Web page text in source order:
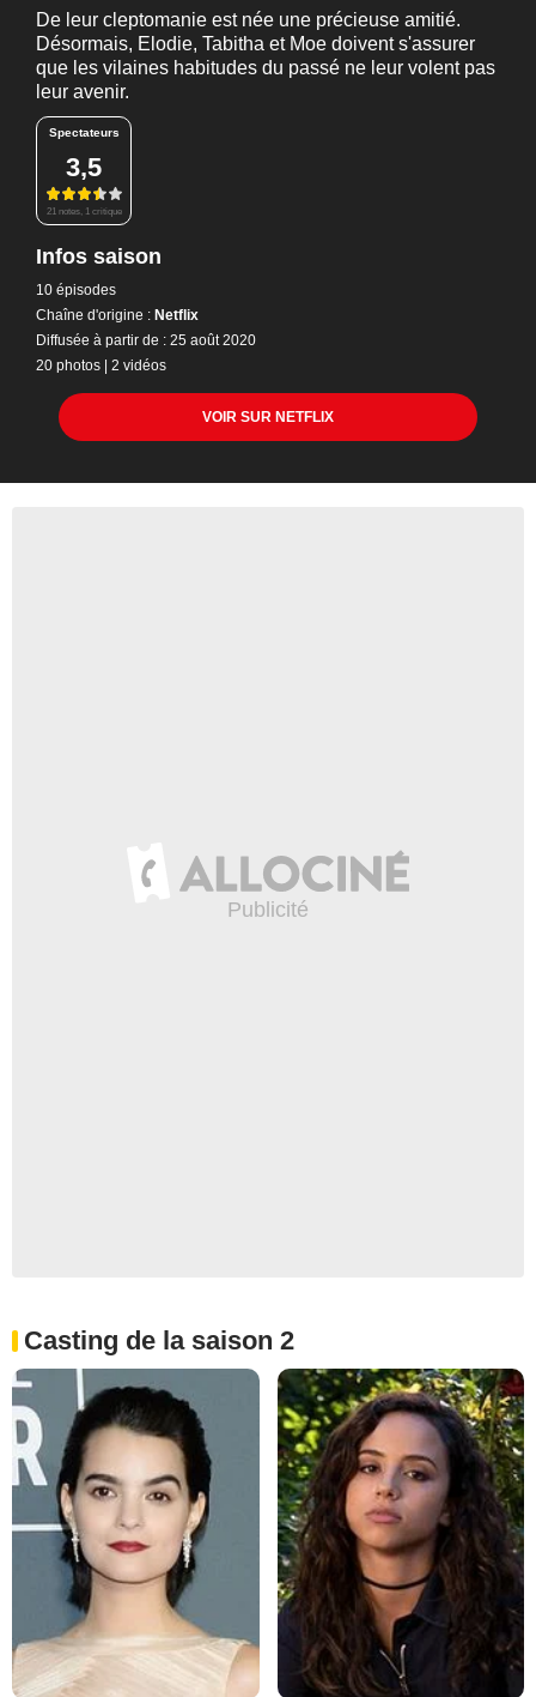
De leur cleptomanie est née une précieuse amitié.
Désormais, Elodie, Tabitha et Moe doivent s'assurer
que les vilaines habitudes du passé ne leur volent pas
leur avenir.
Spectateurs
3,5
21 notes, 1 critique
Infos saison
10 épisodes
Chaîne d'origine : Netflix
Diffusée à partir de : 25 août 2020
20 photos | 2 vidéos
VOIR SUR NETFLIX
Casting de la saison 2